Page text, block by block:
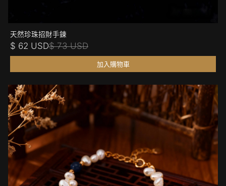
天然珍珠招財手鍊
$ 62 USD$ 73 USD
加入購物車